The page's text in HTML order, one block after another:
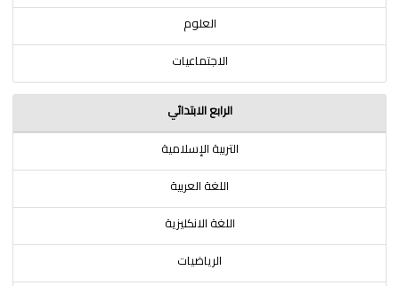
العلوم
الاجتماعيات
الرابع الابتدائي
التربية الإسلامية
اللغة العربية
اللغة الانكليزية
الرياضيات